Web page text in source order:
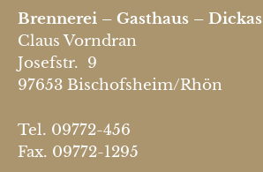
Brennerei – Gasthaus – Dickas
Claus Vorndran
Josefstr. 9
97653 Bischofsheim/Rhön
Tel. 09772-456
Fax. 09772-1295